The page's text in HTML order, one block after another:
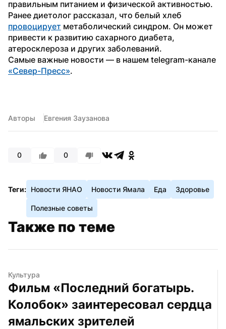
правильным питанием и физической активностью.
провоцирует метаболический синдром. Он может
привести к развитию сахарного диабета,
атеросклероза и других заболеваний.
«Север-Пресс».
Авторы Евгения Заузанова
0 0
Теги: Новости ЯНАО Новости Ямала Еда Здоровье
Полезные советы
Также по теме
Культура
Фильм «Последний богатырь.
Колобок» заинтересовал сердца
ямальских зрителей